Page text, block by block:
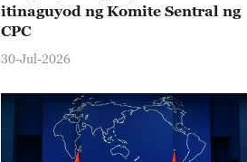
itinaguyod ng Komite Sentral ng
CPC
30-Jul-2026